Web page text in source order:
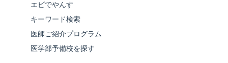
エビでやんす
キーワード検索
医師ご紹介プログラム
医学部予備校を探す